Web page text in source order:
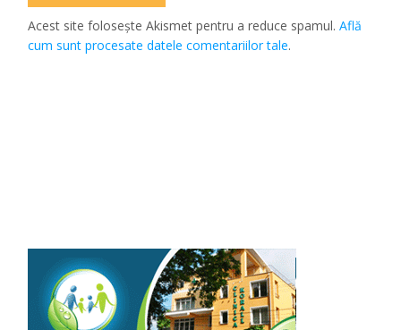
Acest site folosește Akismet pentru a reduce spamul.Află
cum sunt procesate datele comentariilor tale.